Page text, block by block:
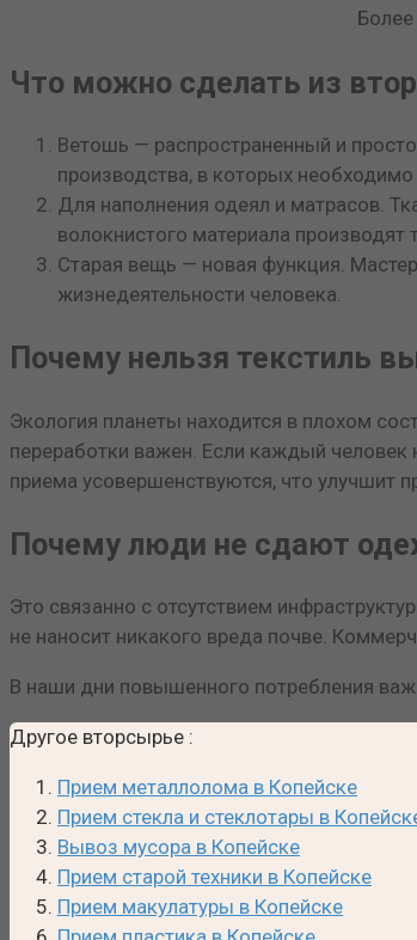
Что можно сделать из
Ветошь — распространенный и
производства, в которых
Для наполнения одеял и матрасов.
волокнистого материала производят
Старая вещь — новая функция.
жизнедеятельности человека.
Почему нельзя текстиль
Экология планеты находится в плохом
переработки важен. Если каждый человек
приема усовершенствуются, что улучшит
Почему люди не сдают
Это связанно с отсутствием
не наносит никакого вреда почве.
В наши дни повышенного потребления
Другое вторсырье :
Прием металлолома в Копейске
Прием стекла и стеклотары в
Вывоз мусора в Копейске
Прием старой техники в Копейске
Прием макулатуры в Копейске